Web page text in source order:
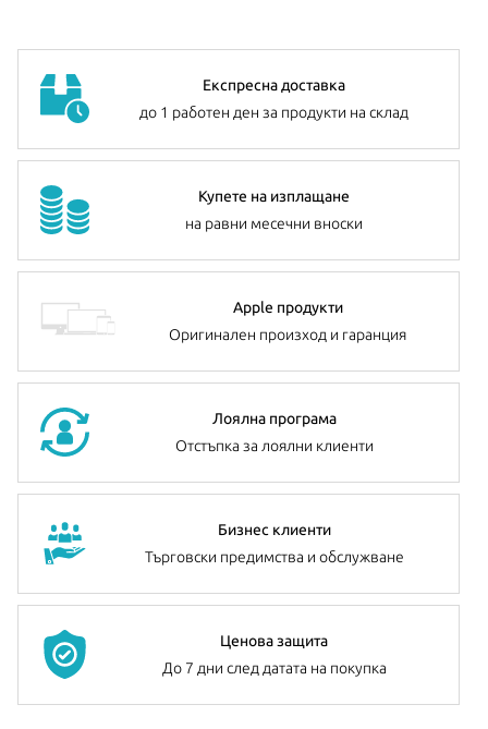
Експресна доставка
до 1 работен ден за продукти на склад
Купете на изплащане
на равни месечни вноски
Apple продукти
Оригинален произход и гаранция
Лоялна програма
Отстъпка за лоялни клиенти
Бизнес клиенти
Търговски предимства и обслужване
Ценова защита
До 7 дни след датата на покупка